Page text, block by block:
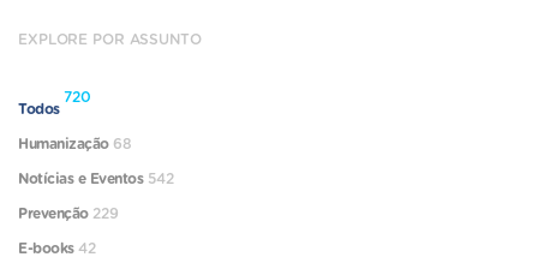
EXPLORE POR ASSUNTO
Todos
720
Humanização 68
Notícias e Eventos 542
Prevenção 229
E-books 42